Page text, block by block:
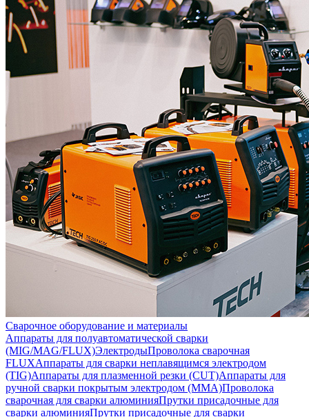
Сварочное оборудование и материалы
Аппараты для полуавтоматической сварки
(MIG/MAG/FLUX)ЭлектродыПроволока сварочная
FLUXАппараты для сварки неплавящимся электродом
(TIG)Аппараты для плазменной резки (CUT)Аппараты для
ручной сварки покрытым электродом (MMA)Проволока
сварочная для сварки алюминияПрутки присадочные для
сварки алюминияПрутки присадочные для сварки